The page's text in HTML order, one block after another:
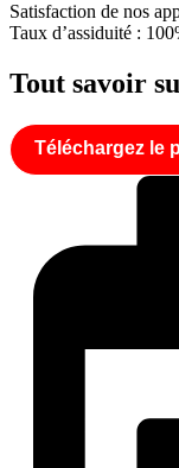
Satisfaction de nos
Taux d’assiduité :
Tout savoir
Téléchargez le